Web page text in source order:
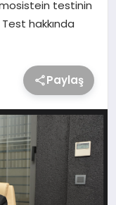
testinin
hakkında
Paylaş